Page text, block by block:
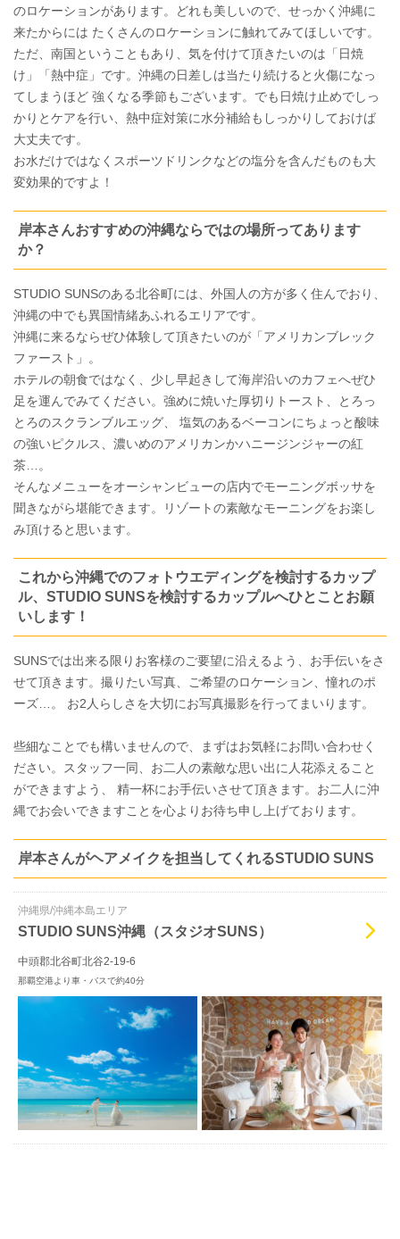
のロケーションがあります。どれも美しいので、せっかく沖縄に
来たからには たくさんのロケーションに触れてみてほしいです。
ただ、南国ということもあり、気を付けて頂きたいのは「日焼
け」「熱中症」です。沖縄の日差しは当たり続けると火傷になっ
てしまうほど 強くなる季節もございます。でも日焼け止めでしっ
かりとケアを行い、熱中症対策に水分補給もしっかりしておけば
大丈夫です。
お水だけではなくスポーツドリンクなどの塩分を含んだものも大
変効果的ですよ！
岸本さんおすすめの沖縄ならではの場所ってあります
か？
STUDIO SUNSのある北谷町には、外国人の方が多く住んでおり、
沖縄の中でも異国情緒あふれるエリアです。
沖縄に来るならぜひ体験して頂きたいのが「アメリカンブレック
ファースト」。
ホテルの朝食ではなく、少し早起きして海岸沿いのカフェへぜひ
足を運んでみてください。強めに焼いた厚切りトースト、とろっ
とろのスクランブルエッグ、 塩気のあるベーコンにちょっと酸味
の強いピクルス、濃いめのアメリカンかハニージンジャーの紅
茶…。
そんなメニューをオーシャンビューの店内でモーニングボッサを
聞きながら堪能できます。リゾートの素敵なモーニングをお楽し
み頂けると思います。
これから沖縄でのフォトウエディングを検討するカップ
ル、STUDIO SUNSを検討するカップルへひとことお願
いします！
SUNSでは出来る限りお客様のご要望に沿えるよう、お手伝いをさ
せて頂きます。撮りたい写真、ご希望のロケーション、憧れのポ
ーズ…。 お2人らしさを大切にお写真撮影を行ってまいります。
些細なことでも構いませんので、まずはお気軽にお問い合わせく
ださい。スタッフ一同、お二人の素敵な思い出に人花添えること
ができますよう、 精一杯にお手伝いさせて頂きます。お二人に沖
縄でお会いできますことを心よりお待ち申し上げております。
岸本さんがヘアメイクを担当してくれるSTUDIO SUNS
沖縄県/沖縄本島エリア
STUDIO SUNS沖縄（スタジオSUNS）
中頭郡北谷町北谷2-19-6
那覇空港より車・バスで約40分